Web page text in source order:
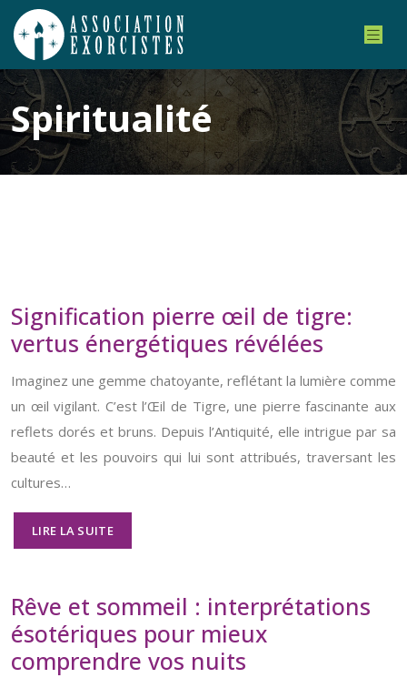
Spiritualité
Signification pierre œil de tigre:
vertus énergétiques révélées
Imaginez une gemme chatoyante, reflétant la lumière comme
un œil vigilant. C’est l’Œil de Tigre, une pierre fascinante aux
reflets dorés et bruns. Depuis l’Antiquité, elle intrigue par sa
beauté et les pouvoirs qui lui sont attribués, traversant les
cultures…
LIRE LA SUITE
Rêve et sommeil : interprétations
ésotériques pour mieux
comprendre vos nuits